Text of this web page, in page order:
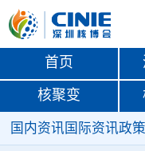
首页
核聚变
国内资讯 国际资讯政